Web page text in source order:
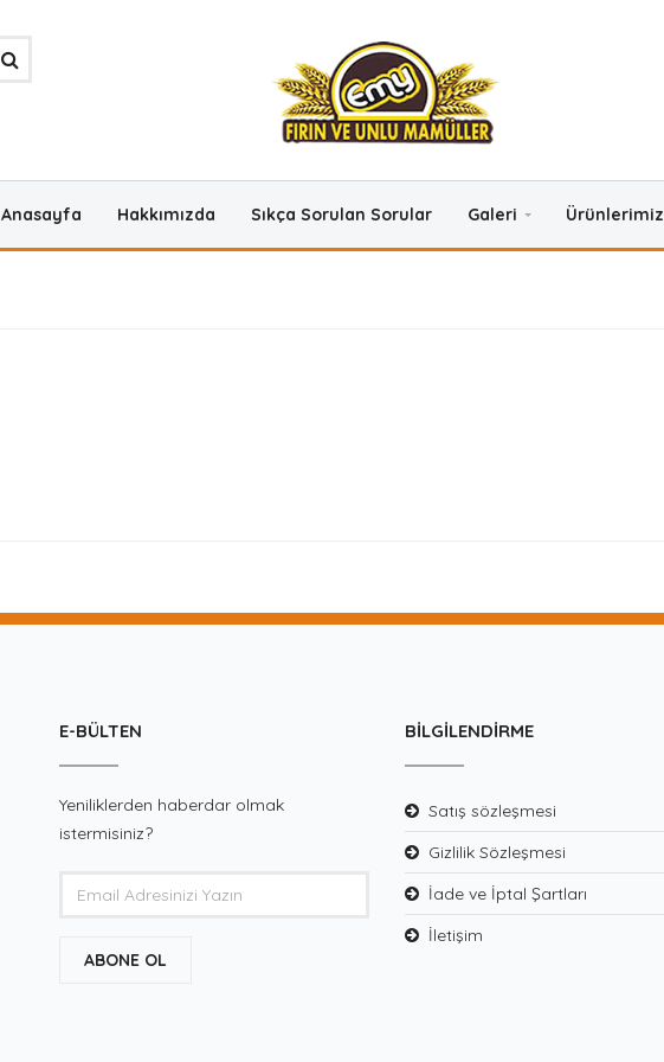
Anasayfa Hakkımızda Sıkça Sorulan Sorular Galeri Ürünlerimiz
E-BÜLTEN
Yeniliklerden haberdar olmak
istermisiniz?
ABONE OL
BILGILENDIRME
Satış sözleşmesi
Gizlilik Sözleşmesi
İade ve İptal Şartları
İletişim